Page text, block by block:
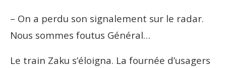
– On a perdu son signalement sur le radar.
Nous sommes foutus Général…
Le train Zaku s’éloigna. La fournée d’usagers